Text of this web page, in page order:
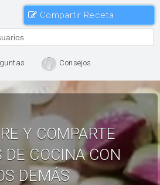
Consejos
Y COMPARTE
DE COCINA CON
DEMÁS
Compartir Receta